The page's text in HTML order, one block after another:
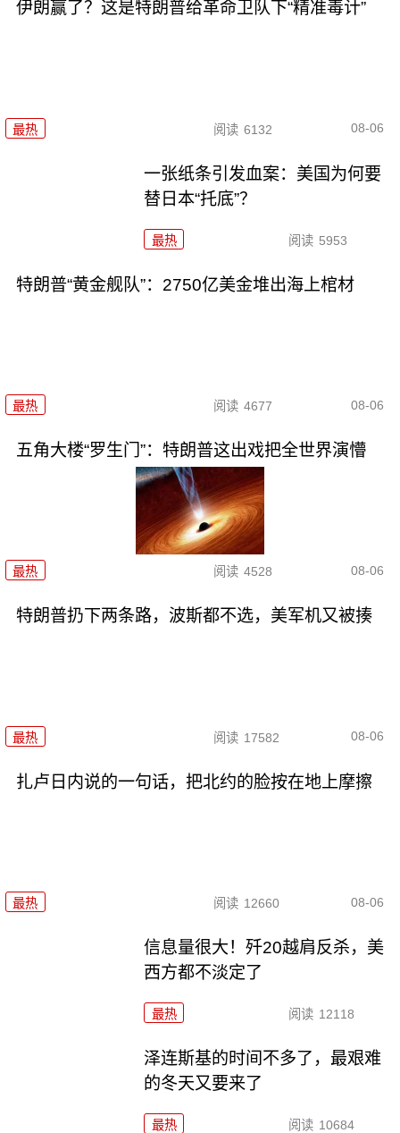
伊朗赢了？这是特朗普给革命卫队下“精准毒计”
最热 阅读 6132 08-06
一张纸条引发血案：美国为何要
替日本“托底”？
最热 阅读 5953
特朗普“黄金舰队”：2750亿美金堆出海上棺材
最热 阅读 4677 08-06
五角大楼“罗生门”：特朗普这出戏把全世界演懵
最热 阅读 4528 08-06
特朗普扔下两条路，波斯都不选，美军机又被揍
最热 阅读 17582 08-06
扎卢日内说的一句话，把北约的脸按在地上摩擦
最热 阅读 12660 08-06
信息量很大！歼20越肩反杀，美
西方都不淡定了
最热 阅读 12118
泽连斯基的时间不多了，最艰难
的冬天又要来了
最热 阅读 10684